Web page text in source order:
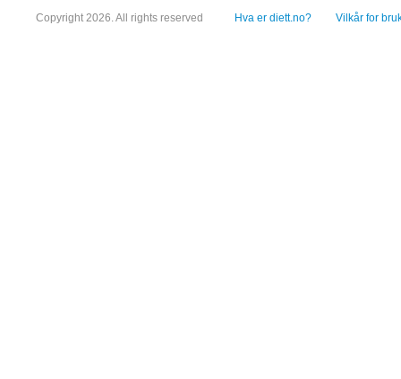
Copyright 2026. All rights reserved Hva er diett.no? Vilkår for